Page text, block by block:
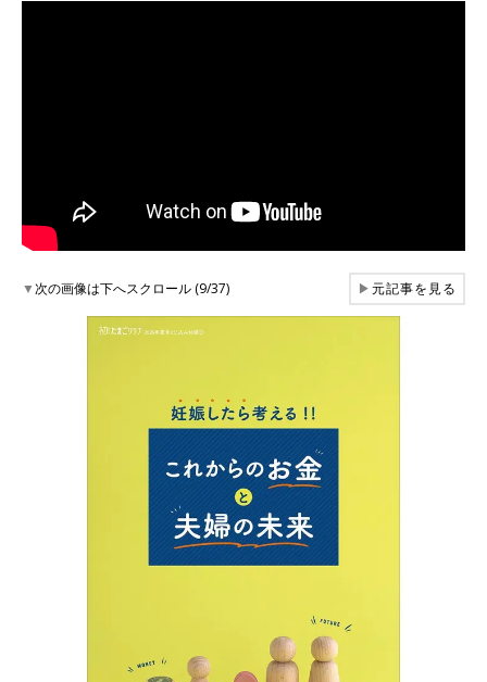
▼次の画像は下へスクロール (9/37) ▶元記事を見る